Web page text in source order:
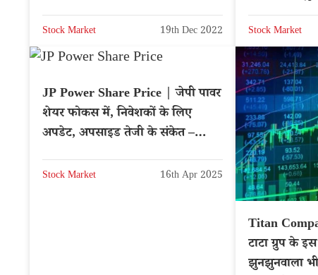
Stock Market 19th Dec 2022 Stock Market
JP Power Share Price | जेपी पावर
शेयर फोकस में, निवेशकों के लिए
अपडेट, अपसाइड तेजी के संकेत –
Stock Market 16th Apr 2025
Titan
टाटा ग्रुप के
झुनझुनवाला